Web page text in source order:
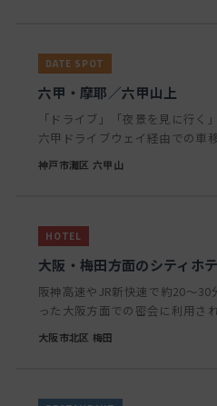
六甲・摩耶／六甲山上
「ドライブ」「夜景を見に行く
六甲ドライブウェイ経由での車
神戸市灘区 六甲山
大阪・梅田方面のシティホ
阪神高速やJR新快速で約20〜
った大阪方面での密会に利用さ
大阪市北区 梅田